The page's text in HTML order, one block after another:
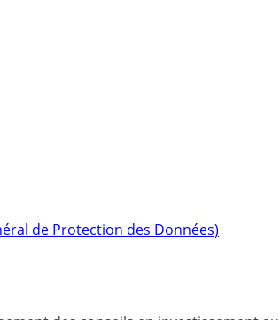
de Protection des Données)